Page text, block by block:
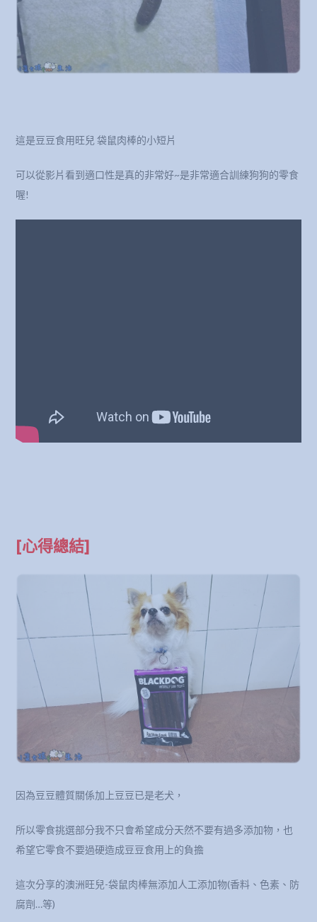
這是豆豆食用旺兒 袋鼠肉棒的小短片
可以從影片看到適口性是真的非常好~是非常適合訓練狗狗的零食
喔!
[心得總結]
因為豆豆體質關係加上豆豆已是老犬，
所以零食挑選部分我不只會希望成分天然不要有過多添加物，也
希望它零食不要過硬造成豆豆食用上的負擔
這次分享的澳洲旺兒-袋鼠肉棒無添加人工添加物(香料、色素、防
腐劑…等)